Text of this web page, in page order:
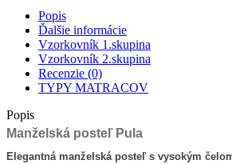
Popis
Ďalšie informácie
Vzorkovník 1.skupina
Vzorkovník 2.skupina
Recenzie (0)
TYPY MATRACOV
Popis
Manželská posteľ Pula
Elegantná manželská posteľ s vysokým